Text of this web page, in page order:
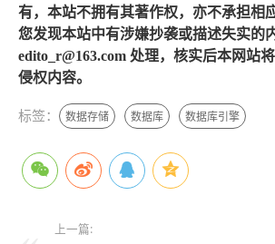
有，本站不拥有其著作权，亦不承担相
您发现本站中有涉嫌抄袭或描述失实的
edito_r@163.com 处理，核实后本网站
侵权内容。
标签： 数据存储 数据库 数据库引擎
上一篇: